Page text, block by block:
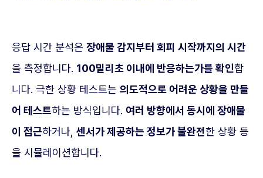
응답 시간 분석은 장애물 감지부터 회피 시작까지의 시간
을 측정합니다. 100밀리초 이내에 반응하는가를 확인합
니다. 극한 상황 테스트는 의도적으로 어려운 상황을 만들
어 테스트하는 방식입니다. 여러 방향에서 동시에 장애물
이 접근하거나, 센서가 제공하는 정보가 불완전한 상황 등
을 시뮬레이션합니다.